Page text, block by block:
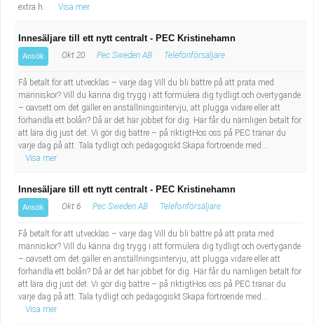
extra h...
Visa mer
Innesäljare till ett nytt centralt - PEC Kristinehamn
Ansök Okt 20 Pec Sweden AB Telefonförsäljare
Få betalt för att utvecklas – varje dag Vill du bli bättre på att prata med
människor? Vill du känna dig trygg i att formulera dig tydligt och övertygande
– oavsett om det gäller en anställningsintervju, att plugga vidare eller att
förhandla ett bolån? Då är det här jobbet för dig. Här får du nämligen betalt för
att lära dig just det. Vi gör dig bättre – på riktigtHos oss på PEC tränar du
varje dag på att: Tala tydligt och pedagogiskt Skapa förtroende med...
Visa mer
Innesäljare till ett nytt centralt - PEC Kristinehamn
Ansök Okt 6 Pec Sweden AB Telefonförsäljare
Få betalt för att utvecklas – varje dag Vill du bli bättre på att prata med
människor? Vill du känna dig trygg i att formulera dig tydligt och övertygande
– oavsett om det gäller en anställningsintervju, att plugga vidare eller att
förhandla ett bolån? Då är det här jobbet för dig. Här får du nämligen betalt för
att lära dig just det. Vi gör dig bättre – på riktigtHos oss på PEC tränar du
varje dag på att: Tala tydligt och pedagogiskt Skapa förtroende med...
Visa mer